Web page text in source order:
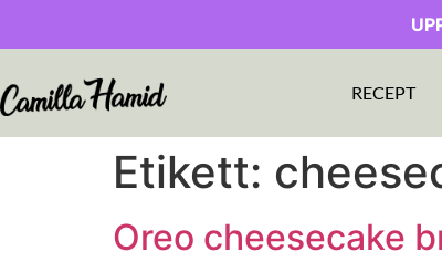
RECEPT
Etikett:
Oreo cheesecake